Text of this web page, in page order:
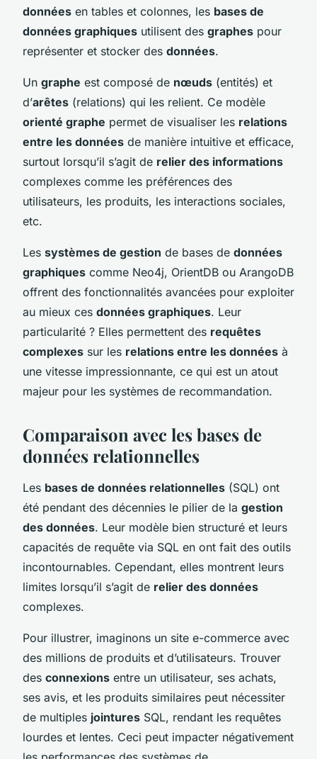
données en tables et colonnes, les bases de
données graphiques utilisent des graphes pour
représenter et stocker des données.
Un graphe est composé de nœuds (entités) et
d’arêtes (relations) qui les relient. Ce modèle
orienté graphe permet de visualiser les relations
entre les données de manière intuitive et efficace,
surtout lorsqu’il s’agit de relier des informations
complexes comme les préférences des
utilisateurs, les produits, les interactions sociales,
etc.
Les systèmes de gestion de bases de données
graphiques comme Neo4j, OrientDB ou ArangoDB
offrent des fonctionnalités avancées pour exploiter
au mieux ces données graphiques. Leur
particularité ? Elles permettent des requêtes
complexes sur les relations entre les données à
une vitesse impressionnante, ce qui est un atout
majeur pour les systèmes de recommandation.
Comparaison avec les bases de
données relationnelles
Les bases de données relationnelles (SQL) ont
été pendant des décennies le pilier de la gestion
des données. Leur modèle bien structuré et leurs
capacités de requête via SQL en ont fait des outils
incontournables. Cependant, elles montrent leurs
limites lorsqu’il s’agit de relier des données
complexes.
Pour illustrer, imaginons un site e-commerce avec
des millions de produits et d’utilisateurs. Trouver
des connexions entre un utilisateur, ses achats,
ses avis, et les produits similaires peut nécessiter
de multiples jointures SQL, rendant les requêtes
lourdes et lentes. Ceci peut impacter négativement